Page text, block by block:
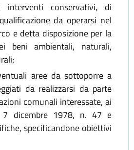
interventi conservativi, di
da operarsi nel
e detta disposizione per la
beni ambientali, naturali,
aree da sottoporre a
da realizzarsi da parte
comunali interessate, ai
7 dicembre 1978, n. 47 e
specificandone obiettivi